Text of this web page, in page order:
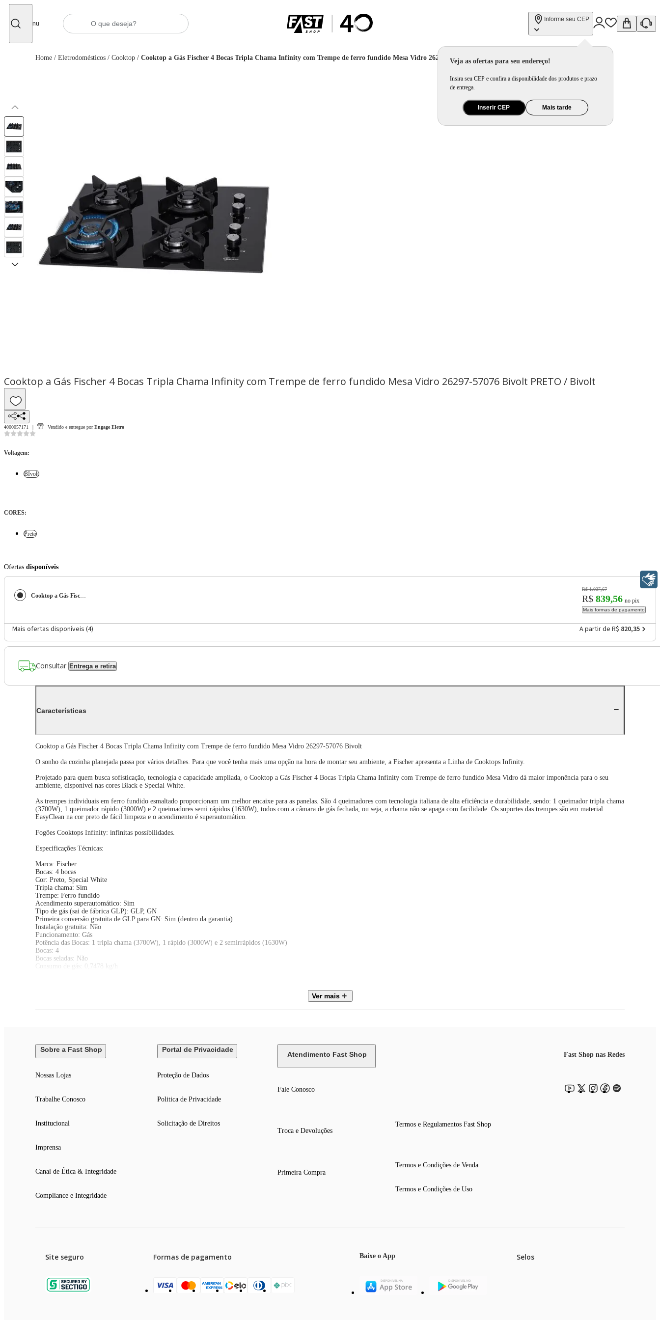
Menu
Informe seu CEP
Veja as ofertas para seu endereço!
Insira seu CEP e confira a disponibilidade dos produtos e prazo
de entrega.
Inserir CEP Mais tarde
Home / Eletrodomésticos / Cooktop / Cooktop a Gás Fischer 4 Bocas Tripla Chama Infinity com Trempe de ferro fundido Mesa Vidro 26297-57076 Bivolt
Cooktop a Gás Fischer 4 Bocas Tripla Chama Infinity com Trempe de ferro fundido Mesa Vidro 26297-57076 Bivolt PRETO / Bivolt
4000057171 Vendido e entregue por Engage Eletro
Voltagem:
BIvolt
CORES:
Preto
Ofertas disponíveis
Cooktop a Gás Fischer 4 Bocas Tripla Chama Infinity com Trempe de ferro fundido Mesa Vidro 26297-57076 Bivolt
R$ 1.037,67
R$ 839,56 no pix
Mais formas de pagamento
Mais ofertas disponíveis (4) A partir de R$ 820,35
Consultar Entrega e retira
Características
Cooktop a Gás Fischer 4 Bocas Tripla Chama Infinity com Trempe de ferro fundido Mesa Vidro 26297-57076 Bivolt
O sonho da cozinha planejada passa por vários detalhes. Para que você tenha mais uma opção na hora de montar seu ambiente, a Fischer apresenta a Linha de Cooktops Infinity.
Projetado para quem busca sofisticação, tecnologia e capacidade ampliada, o Cooktop a Gás Fischer 4 Bocas Tripla Chama Infinity com Trempe de ferro fundido Mesa Vidro dá maior imponência para o seu
ambiente, disponível nas cores Black e Special White.
As trempes individuais em ferro fundido esmaltado proporcionam um melhor encaixe para as panelas. São 4 queimadores com tecnologia italiana de alta eficiência e durabilidade, sendo: 1 queimador tripla chama
(3700W), 1 queimador rápido (3000W) e 2 queimadores semi rápidos (1630W), todos com a câmara de gás fechada, ou seja, a chama não se apaga com facilidade. Os suportes das trempes são em material
EasyClean na cor preto de fácil limpeza e o acendimento é superautomático.
Fogões Cooktops Infinity: infinitas possibilidades.
Especificações Técnicas:
Marca: Fischer
Bocas: 4 bocas
Cor: Preto, Special White
Tripla chama: Sim
Trempe: Ferro fundido
Acendimento superautomático: Sim
Tipo de gás (sai de fábrica GLP): GLP, GN
Primeira conversão gratuita de GLP para GN: Sim (dentro da garantia)
Instalação gratuita: Não
Funcionamento: Gás
Potência das Bocas: 1 tripla chama (3700W), 1 rápido (3000W) e 2 semirrápidos (1630W)
Bocas: 4
Bocas seladas: Não
Consumo de gás: 0,7478 kg/h
Altura: 13 cm
Largura: 60 cm
Profundidade: 48 cm
Altura: 15 cm
Peso: 12,1 KG
Ver mais
Sobre a Fast Shop
Nossas Lojas
Trabalhe Conosco
Institucional
Imprensa
Canal de Ética & Integridade
Compliance e Integridade
Portal de Privacidade
Proteção de Dados
Politica de Privacidade
Solicitação de Direitos
Atendimento Fast Shop
Fale Conosco
Troca e Devoluções
Primeira Compra
Termos e Regulamentos Fast Shop
Termos e Condições de Venda
Termos e Condições de Uso
Fast Shop nas Redes
Site seguro Formas de pagamento Baixe o App Selos
Libras